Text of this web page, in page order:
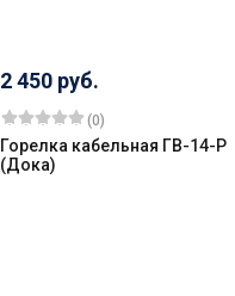
2 450 руб.
(0)
Горелка кабельная ГВ-14-Р
(Дока)